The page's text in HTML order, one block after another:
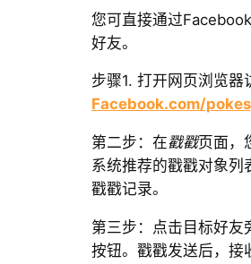
您可直接通过
好友。
步骤1. 打开网页浏览器
Facebook.com/pokes
第二步：在戳戳页面，
系统推荐的戳戳对象列
戳戳记录。
第三步：点击目标好友
按钮。戳戳发送后，接